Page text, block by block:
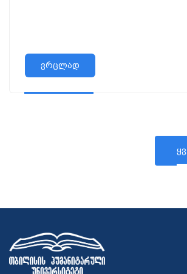
ვრცლად